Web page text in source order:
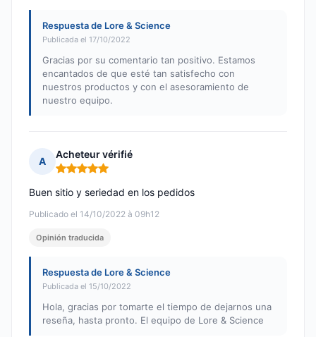
Respuesta de Lore & Science
Publicada el 17/10/2022
Gracias por su comentario tan positivo. Estamos
encantados de que esté tan satisfecho con
nuestros productos y con el asesoramiento de
nuestro equipo.
A
Acheteur vérifié
Nota: 5 de 5
Publicado el 14/10/2022 à 09h12
Buen sitio y seriedad en los pedidos
Opinión traducida
Respuesta de Lore & Science
Publicada el 15/10/2022
Hola, gracias por tomarte el tiempo de dejarnos una
reseña, hasta pronto. El equipo de Lore & Science